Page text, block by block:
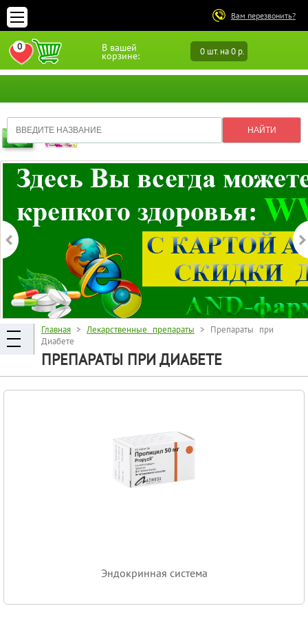
Вам перезвонить?
В вашей
корзине: 0 шт. на 0 р.
0
ПЕРЕЙТИ В ИЗБРАННОЕ
Главная > Лекарственные препараты > Препараты при
Диабете
ПРЕПАРАТЫ ПРИ ДИАБЕТЕ
Эндокринная система